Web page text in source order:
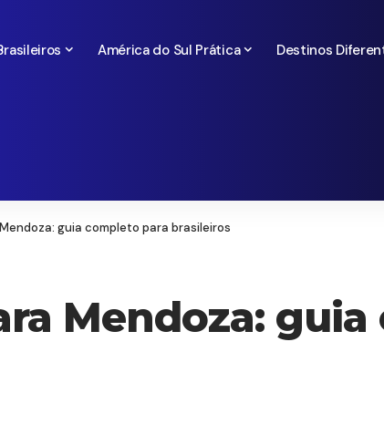
América do Sul Prática Destinos
guia completo para brasileiros
Mendoza: